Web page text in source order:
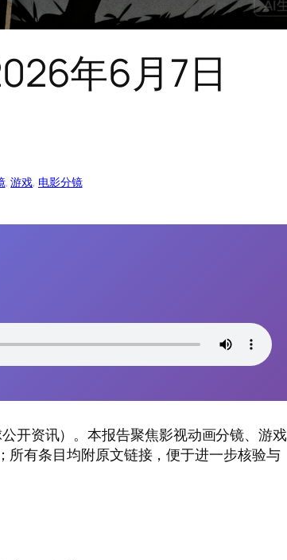
年6月7日
, 游戏, 电影分镜
开资讯）。本报告聚焦影视动画分镜、游戏
所有条目均附原文链接，便于进一步核验与